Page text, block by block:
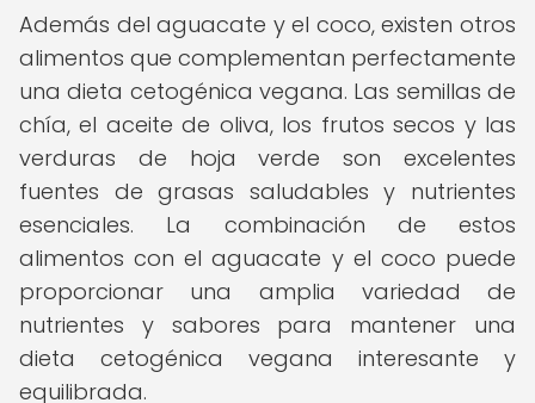
Además del aguacate y el coco, existen otros
alimentos que complementan perfectamente
una dieta cetogénica vegana. Las semillas de
chía, el aceite de oliva, los frutos secos y las
verduras de hoja verde son excelentes
fuentes de grasas saludables y nutrientes
esenciales. La combinación de estos
alimentos con el aguacate y el coco puede
proporcionar una amplia variedad de
nutrientes y sabores para mantener una
dieta cetogénica vegana interesante y
equilibrada.